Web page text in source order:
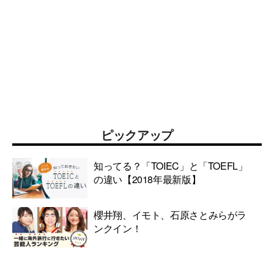
ピックアップ
知ってる？「TOIEC」と「TOEFL」
の違い【2018年最新版】
櫻井翔、イモト、石原さとみらがラ
ンクイン！